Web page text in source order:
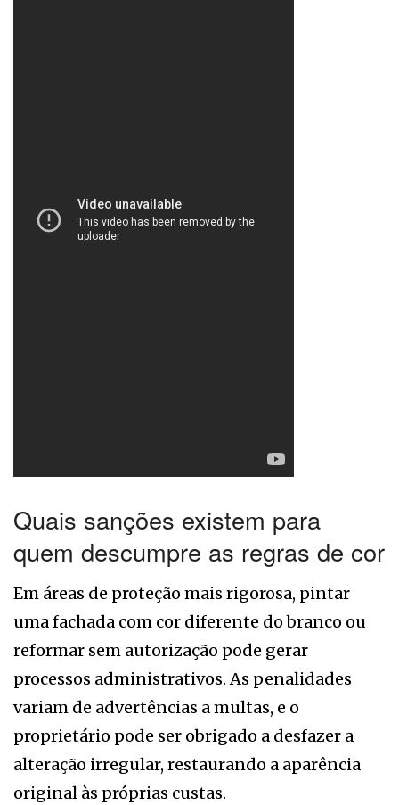
Quais sanções existem para
quem descumpre as regras de cor
Em áreas de proteção mais rigorosa, pintar
uma fachada com cor diferente do branco ou
reformar sem autorização pode gerar
processos administrativos. As penalidades
variam de advertências a multas, e o
proprietário pode ser obrigado a desfazer a
alteração irregular, restaurando a aparência
original às próprias custas.